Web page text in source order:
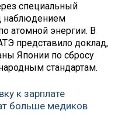
специальный
наблюдением
атомной энергии. В
представило доклад,
Японии по сбросу
стандартам.
к зарплате
больше медиков